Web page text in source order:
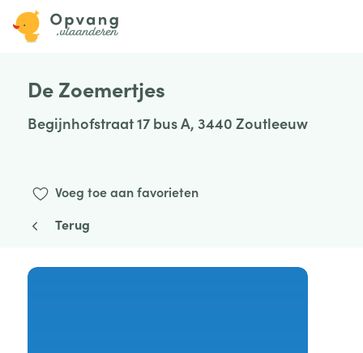
De Zoemertjes
Begijnhofstraat 17 bus A, 3440 Zoutleeuw
Voeg toe aan favorieten
Terug